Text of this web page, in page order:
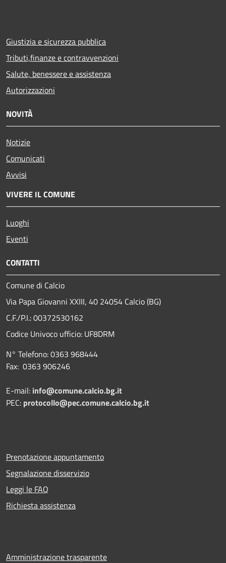
Giustizia e sicurezza pubblica
Tributi,finanze e contravvenzioni
Salute, benessere e assistenza
Autorizzazioni
NOVITÀ
Notizie
Comunicati
Avvisi
VIVERE IL COMUNE
Luoghi
Eventi
CONTATTI
Comune di Calcio
Via Papa Giovanni XXIII, 40 24054 Calcio (BG)
C.F./P.I.: 00372530162
Codice Univoco ufficio: UF8DRM
N° Telefono: 0363 968444
Fax: 0363 906246
E-mail: info@comune.calcio.bg.it
PEC: protocollo@pec.comune.calcio.bg.it
Prenotazione appuntamento
Segnalazione disservizio
Leggi le FAQ
Richiesta assistenza
Amministrazione trasparente